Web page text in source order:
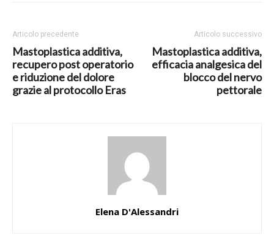
Articolo precedente
Mastoplastica additiva,
recupero post operatorio
e riduzione del dolore
grazie al protocollo Eras
Articolo successivo
Mastoplastica additiva,
efficacia analgesica del
blocco del nervo
pettorale
Elena D'Alessandri